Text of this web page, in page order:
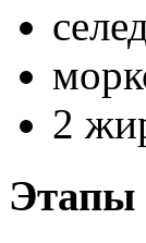
2
Этапы